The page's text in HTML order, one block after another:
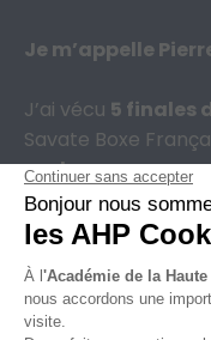
Je m’appelle
J’ai vécu 5 finales
Savate Boxe
seule.
La faute à qui ? À
Toutes les ½
ça allait passer et
compétition se